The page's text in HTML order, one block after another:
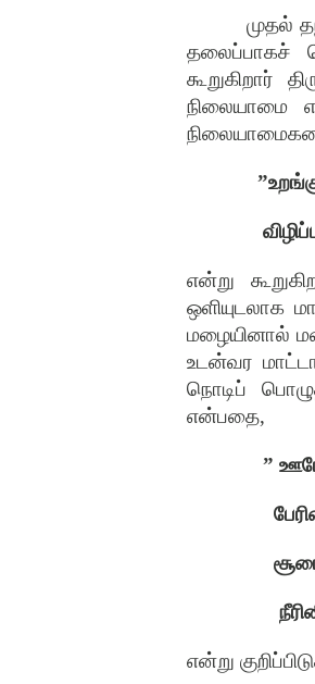
முதல்
தலைப்பாகச்
கூறுகிறார்
நிலையாமை
”
என்று
ஒளியுடலாக
மழையினால்
உடன்வர
நொடிப்
என்பதை,
”
என்று